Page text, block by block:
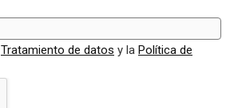
Tratamiento de datos y la Política de